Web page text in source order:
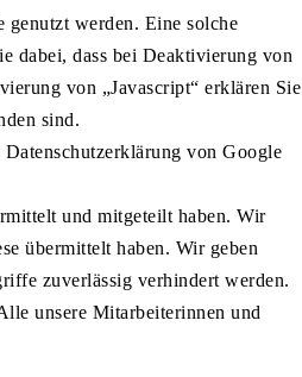
genutzt werden. Eine solche
dabei, dass bei Deaktivierung von
von „Javascript“ erklären Sie
sind.
von Google
und mitgeteilt haben. Wir
übermittelt haben. Wir geben
zuverlässig verhindert werden.
unsere Mitarbeiterinnen und